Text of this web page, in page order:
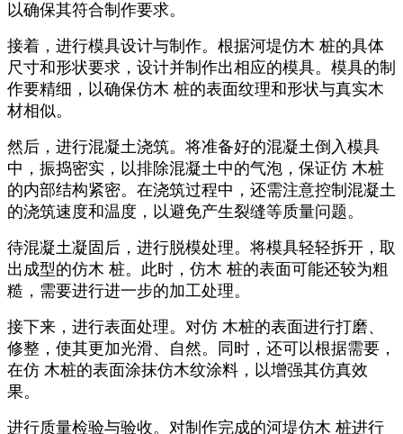
以确保其符合制作要求。
接着，进行模具设计与制作。根据河堤仿木 桩的具体
尺寸和形状要求，设计并制作出相应的模具。模具的制
作要精细，以确保仿木 桩的表面纹理和形状与真实木
材相似。
然后，进行混凝土浇筑。将准备好的混凝土倒入模具
中，振捣密实，以排除混凝土中的气泡，保证仿 木桩
的内部结构紧密。在浇筑过程中，还需注意控制混凝土
的浇筑速度和温度，以避免产生裂缝等质量问题。
待混凝土凝固后，进行脱模处理。将模具轻轻拆开，取
出成型的仿木 桩。此时，仿木 桩的表面可能还较为粗
糙，需要进行进一步的加工处理。
接下来，进行表面处理。对仿 木桩的表面进行打磨、
修整，使其更加光滑、自然。同时，还可以根据需要，
在仿 木桩的表面涂抹仿木纹涂料，以增强其仿真效
果。
进行质量检验与验收。对制作完成的河堤仿木 桩进行